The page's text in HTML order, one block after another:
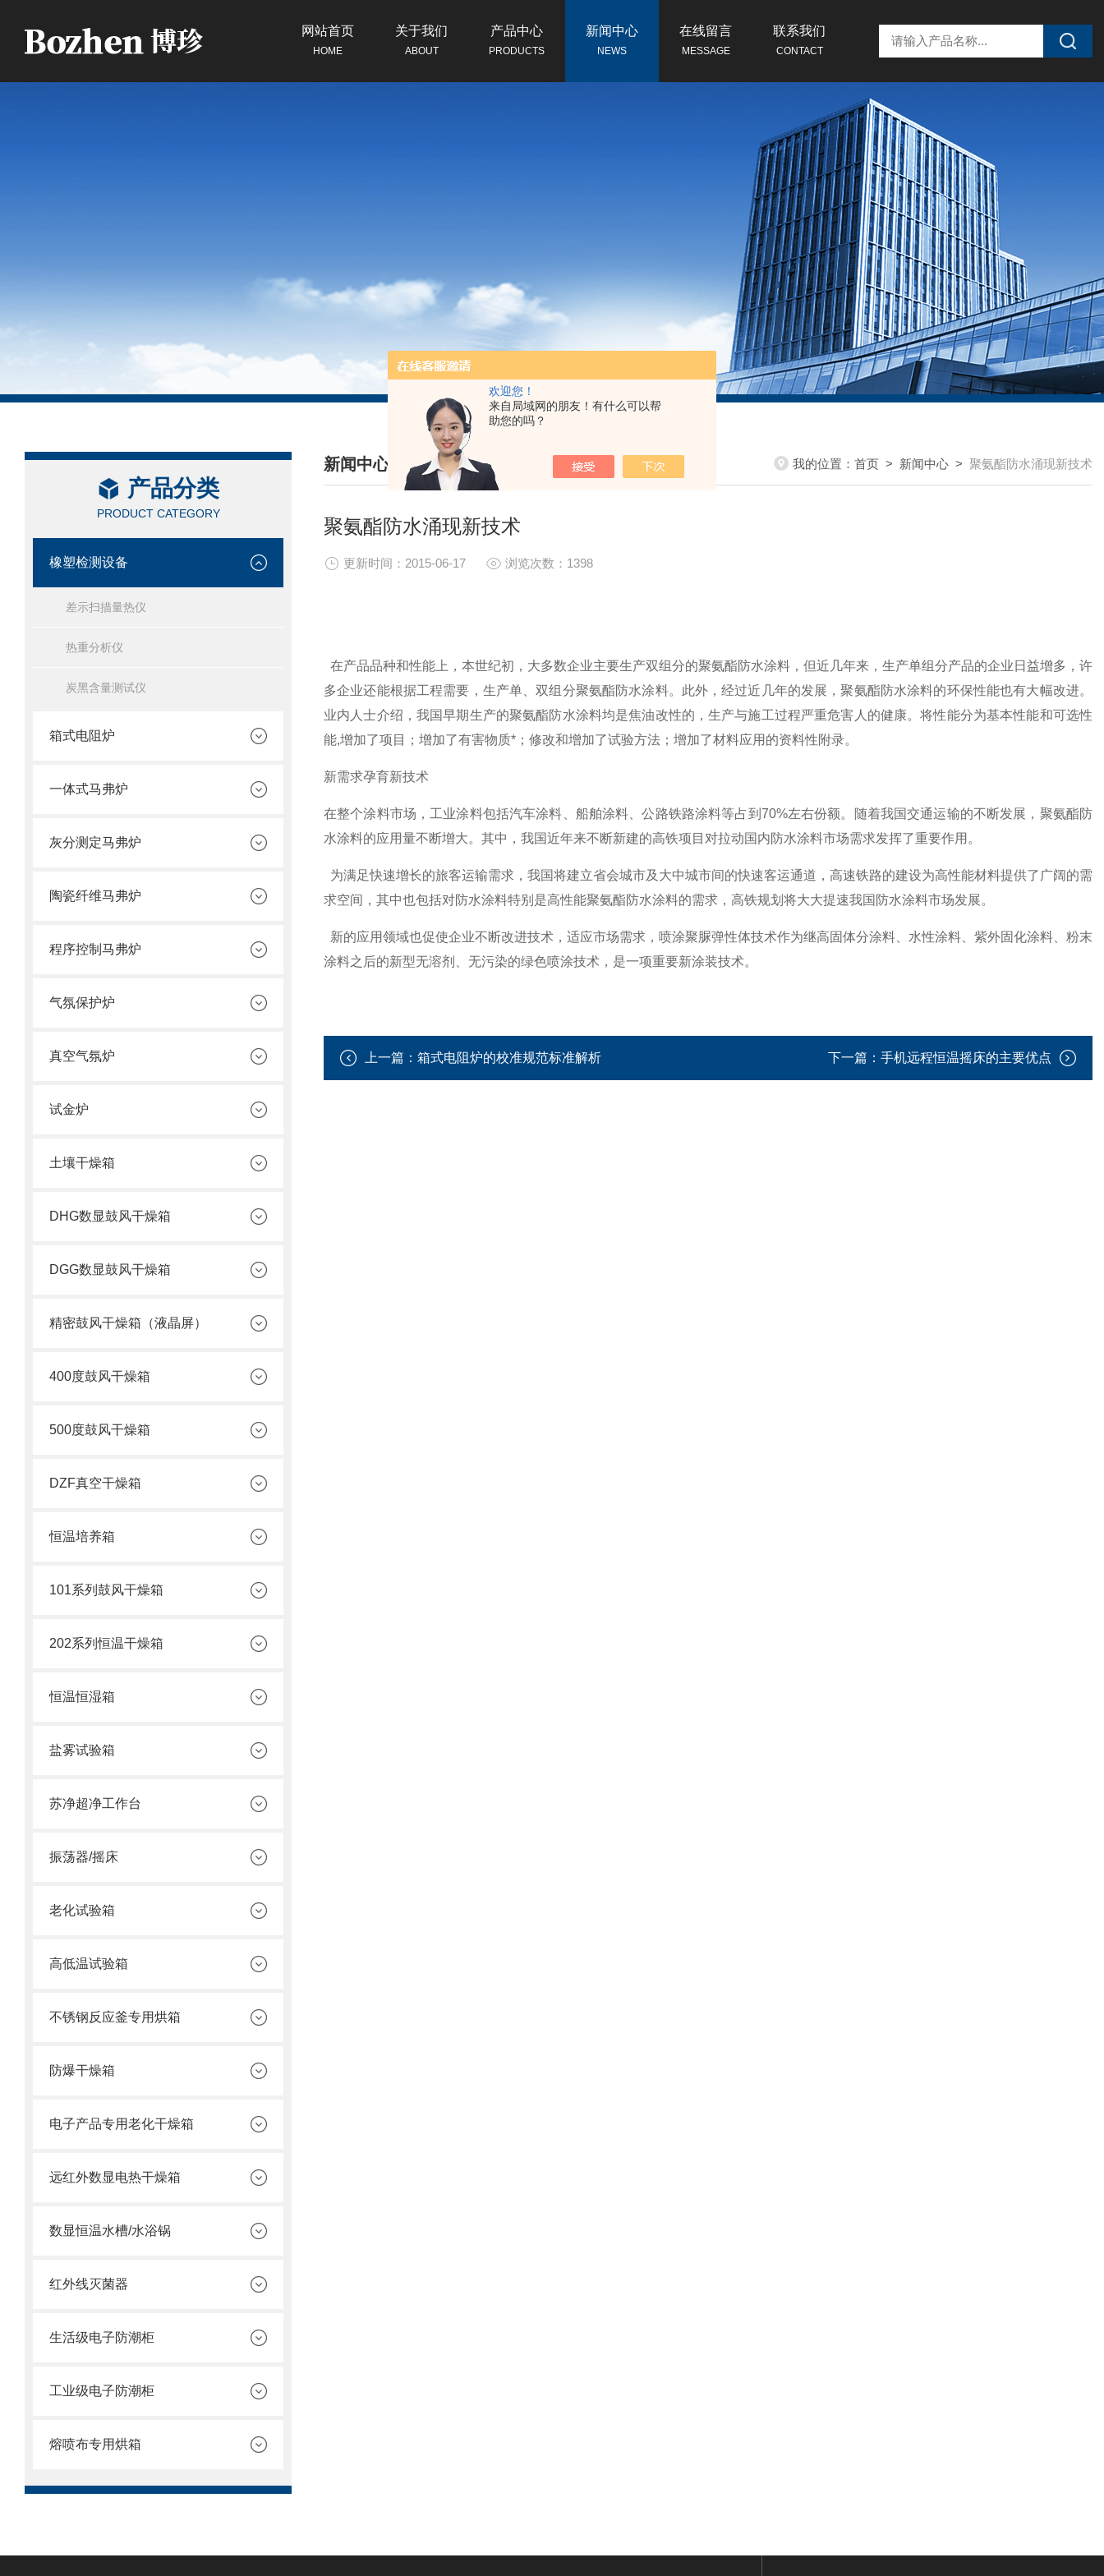
欢迎您！
来自局域网的朋友！有什么可以帮
助您的吗？
网站首页
HOME
关于我们
ABOUT
产品中心
PRODUCTS
新闻中心
NEWS
在线留言
MESSAGE
联系我们
CONTACT
产品分类
PRODUCT CATEGORY
橡塑检测设备
差示扫描量热仪
热重分析仪
炭黑含量测试仪
箱式电阻炉
一体式马弗炉
灰分测定马弗炉
陶瓷纤维马弗炉
程序控制马弗炉
气氛保护炉
真空气氛炉
试金炉
土壤干燥箱
DHG数显鼓风干燥箱
DGG数显鼓风干燥箱
精密鼓风干燥箱（液晶屏）
400度鼓风干燥箱
500度鼓风干燥箱
DZF真空干燥箱
恒温培养箱
101系列鼓风干燥箱
202系列恒温干燥箱
恒温恒湿箱
盐雾试验箱
苏净超净工作台
振荡器/摇床
老化试验箱
高低温试验箱
不锈钢反应釜专用烘箱
防爆干燥箱
电子产品专用老化干燥箱
远红外数显电热干燥箱
数显恒温水槽/水浴锅
红外线灭菌器
生活级电子防潮柜
工业级电子防潮柜
熔喷布专用烘箱
新闻中心
/ NEWS CENTER
我的位置： 首页 > 新闻中心 > 聚氨酯防水涌现新技术
聚氨酯防水涌现新技术
更新时间：2015-06-17 浏览次数：1398
在产品品种和性能上，本世纪初，大多数企业主要生产双组分的聚氨酯防水涂料，但近几年来，生产单组分产品的企业日益增多，许
多企业还能根据工程需要，生产单、双组分聚氨酯防水涂料。此外，经过近几年的发展，聚氨酯防水涂料的环保性能也有大幅改进。
业内人士介绍，我国早期生产的聚氨酯防水涂料均是焦油改性的，生产与施工过程严重危害人的健康。将性能分为基本性能和可选性
能,增加了项目；增加了有害物质*；修改和增加了试验方法；增加了材料应用的资料性附录。
新需求孕育新技术
在整个涂料市场，工业涂料包括汽车涂料、船舶涂料、公路铁路涂料等占到70%左右份额。随着我国交通运输的不断发展，聚氨酯防
水涂料的应用量不断增大。其中，我国近年来不断新建的高铁项目对拉动国内防水涂料市场需求发挥了重要作用。
为满足快速增长的旅客运输需求，我国将建立省会城市及大中城市间的快速客运通道，高速铁路的建设为高性能材料提供了广阔的需
求空间，其中也包括对防水涂料特别是高性能聚氨酯防水涂料的需求，高铁规划将大大提速我国防水涂料市场发展。
新的应用领域也促使企业不断改进技术，适应市场需求，喷涂聚脲弹性体技术作为继高固体分涂料、水性涂料、紫外固化涂料、粉末
涂料之后的新型无溶剂、无污染的绿色喷涂技术，是一项重要新涂装技术。
上一篇： 箱式电阻炉的校准规范标准解析 下一篇： 手机远程恒温摇床的主要优点